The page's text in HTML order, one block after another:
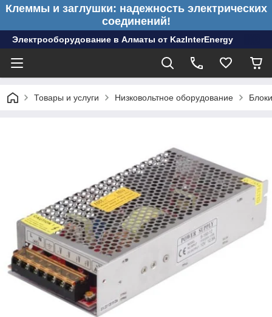
Клеммы и заглушки: надежность электрических
соединений!
Электрооборудование в Алматы от KazInterEnergy
Товары и услуги Низковольтное оборудование